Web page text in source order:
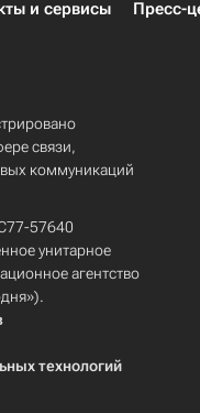
и сервисы Пресс-
связи,
коммуникаций
57640
унитарное
агентство
технологий